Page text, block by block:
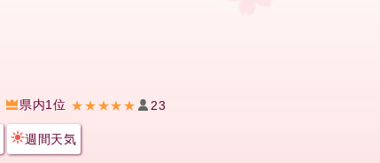
県内1位 ★★★★★ 23
週間天気